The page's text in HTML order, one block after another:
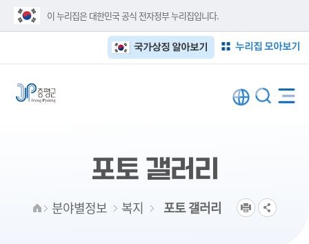
이 누리집은 대한민국 공식 전자정부 누리집입니다.
누리집 모아보기
국가상징 알아보기
포토 갤러리
분야별정보 복지 포토 갤러리